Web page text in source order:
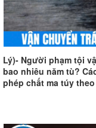
Lý)- Người phạm tội
bao nhiêu năm tù?
phép chất ma túy